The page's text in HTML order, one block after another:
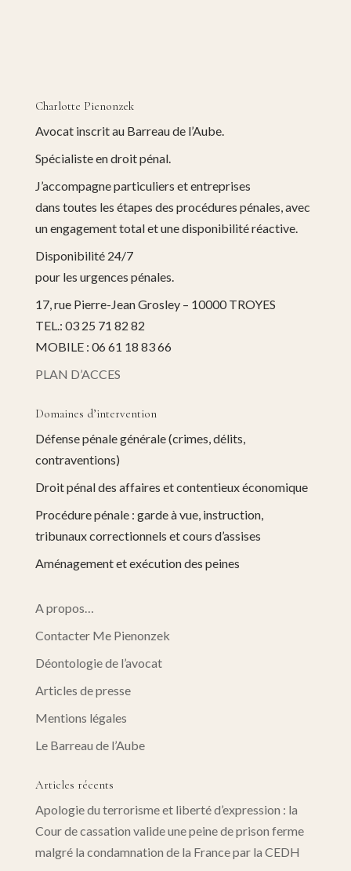
Charlotte Pienonzek
Avocat inscrit au Barreau de l’Aube.
Spécialiste en droit pénal.
J’accompagne particuliers et entreprises
dans toutes les étapes des procédures pénales, avec
un engagement total et une disponibilité réactive.
Disponibilité 24/7
pour les urgences pénales.
17, rue Pierre-Jean Grosley – 10000 TROYES
TEL.: 03 25 71 82 82
MOBILE : 06 61 18 83 66
PLAN D’ACCES
Domaines d’intervention
Défense pénale générale (crimes, délits,
contraventions)
Droit pénal des affaires et contentieux économique
Procédure pénale : garde à vue, instruction,
tribunaux correctionnels et cours d’assises
Aménagement et exécution des peines
A propos…
Contacter Me Pienonzek
Déontologie de l’avocat
Articles de presse
Mentions légales
Le Barreau de l’Aube
Articles récents
Apologie du terrorisme et liberté d’expression : la
Cour de cassation valide une peine de prison ferme
malgré la condamnation de la France par la CEDH